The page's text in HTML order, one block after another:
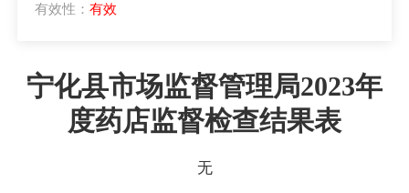
有效性： 有效
宁化县市场监督管理局2023年
度药店监督检查结果表
无